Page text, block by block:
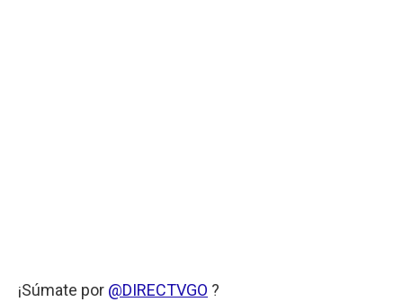
¡Súmate por @DIRECTVGO ?